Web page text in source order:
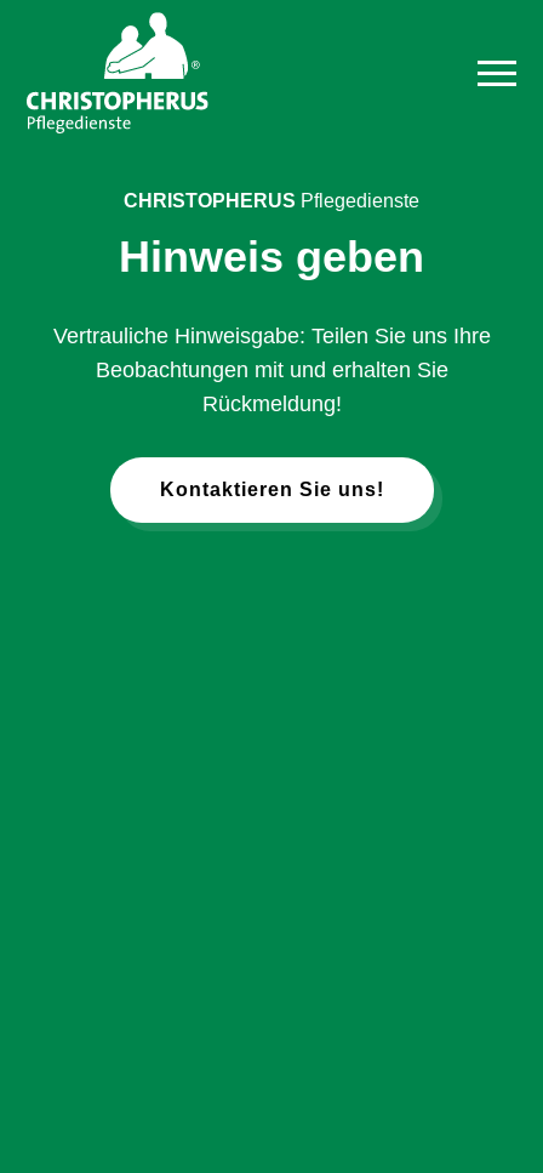
CHRISTOPHERUS Pflegedienste
Hinweis geben
Vertrauliche Hinweisgabe: Teilen Sie uns Ihre
Beobachtungen mit und erhalten Sie
Rückmeldung!
Kontaktieren Sie uns!